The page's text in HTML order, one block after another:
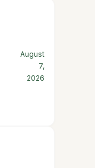
August
7,
2026